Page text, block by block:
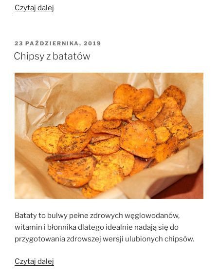
Czytaj dalej
cebuli
–
mięs,
wędlin
i
pasztetów”
OPUBLIKOWANE
W
23 PAŹDZIERNIKA, 2019
Chipsy z batatów
Bataty to bulwy pełne zdrowych węglowodanów,
witamin i błonnika dlatego idealnie nadają się do
przygotowania zdrowszej wersji ulubionych chipsów.
Czytaj dalej